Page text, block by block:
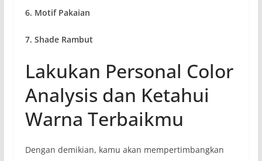
6. Motif Pakaian
7. Shade Rambut
Lakukan Personal Color
Analysis dan Ketahui
Warna Terbaikmu
Dengan demikian, kamu akan mempertimbangkan